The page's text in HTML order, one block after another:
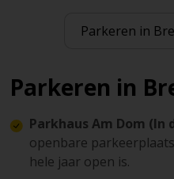
Parkeren in
Parkhaus Am Dom (In
openbare
hele jaar open is.